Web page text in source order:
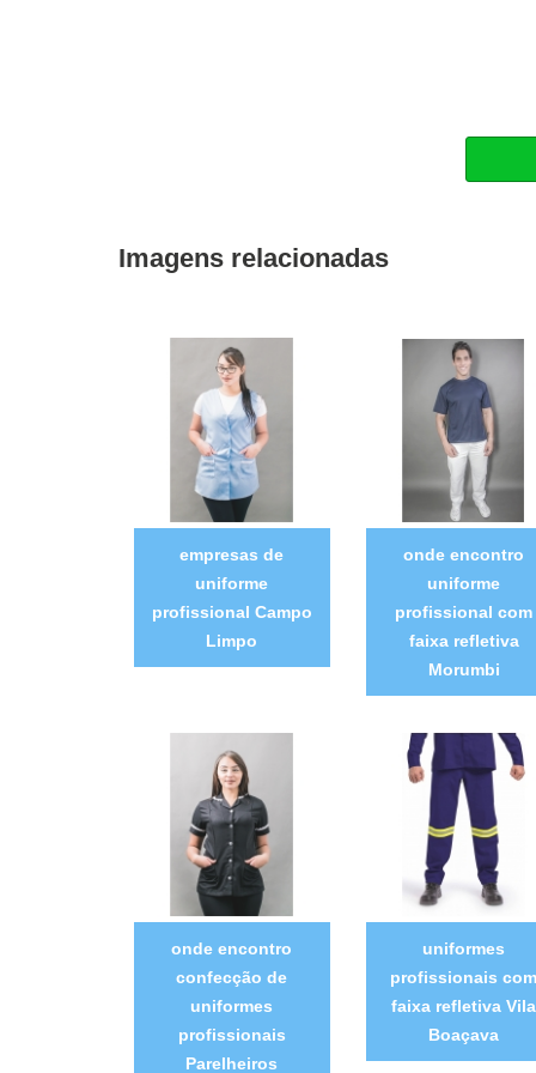
Imagens relacionadas
empresas de
uniforme
profissional Campo
Limpo
onde encontro
uniforme
profissional com
faixa refletiva
Morumbi
onde encontro
confecção de
uniformes
profissionais
Parelheiros
uniformes
profissionais com
faixa refletiva Vila
Boaçava